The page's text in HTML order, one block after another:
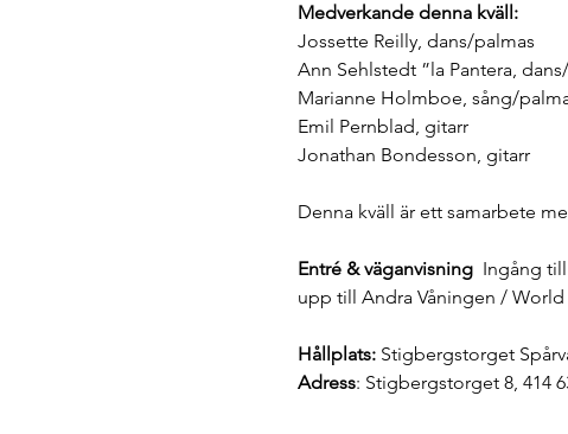
Medverkande denna kväll:
Jossette Reilly, dans/palmas
Ann Sehlstedt ”la Pantera,
Marianne Holmboe, sång/
Emil Pernblad, gitarr
Jonathan Bondesson, gitarr
Denna kväll är ett samarbete
Entré & väganvisning Ingång
upp till Andra Våningen /
Hållplats: Stigbergstorget
Adress: Stigbergstorget 8, 414